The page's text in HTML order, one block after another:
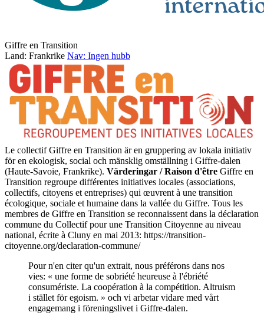
Giffre en Transition
Land: Frankrike Nav: Ingen hubb
Le collectif Giffre en Transition är en gruppering av lokala initiativ
för en ekologisk, social och mänsklig omställning i Giffre-dalen
(Haute-Savoie, Frankrike). Värderingar / Raison d'être Giffre en
Transition regroupe différentes initiatives locales (associations,
collectifs, citoyens et entreprises) qui œuvrent à une transition
écologique, sociale et humaine dans la vallée du Giffre. Tous les
membres de Giffre en Transition se reconnaissent dans la déclaration
commune du Collectif pour une Transition Citoyenne au niveau
national, écrite à Cluny en mai 2013: https://transition-
citoyenne.org/declaration-commune/
Pour n'en citer qu'un extrait, nous préférons dans nos
vies: « une forme de sobriété heureuse à l'ébriété
consumériste. La coopération à la compétition. Altruism
i stället för egoism. » och vi arbetar vidare med vårt
engagemang i föreningslivet i Giffre-dalen.